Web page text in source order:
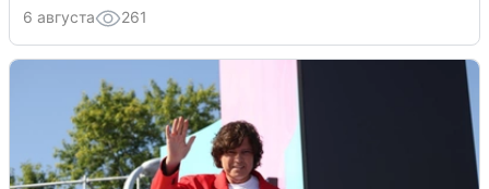
6 августа 261